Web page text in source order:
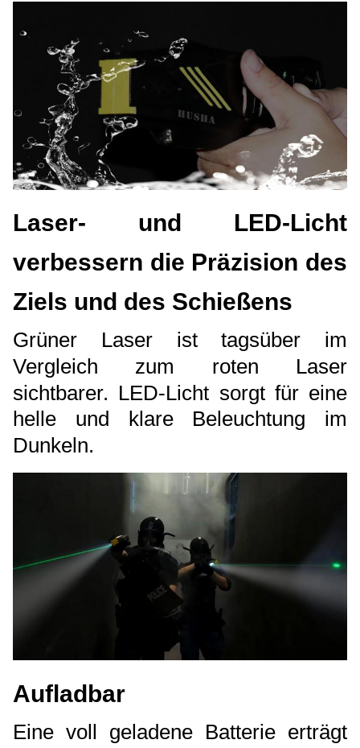
Laser- und LED-Licht
verbessern die Präzision des
Ziels und des Schießens
Grüner Laser ist tagsüber im
Vergleich zum roten Laser
sichtbarer. LED-Licht sorgt für eine
helle und klare Beleuchtung im
Dunkeln.
Aufladbar
Eine voll geladene Batterie erträgt